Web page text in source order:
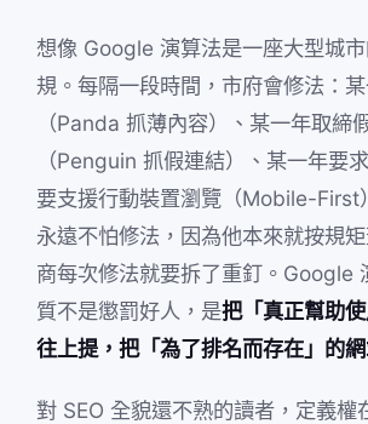
想像 Google 演算法是一座大型城
規。每隔一段時間，市府會修法：
（Panda 抓薄內容）、某一年取締
（Penguin 抓假連結）、某一年要
要支援行動裝置瀏覽（Mobile-First
永遠不怕修法，因為他本來就按規
商每次修法就要拆了重釘。Google
質不是懲罰好人，是把「真正幫助
往上提，把「為了排名而存在」的
對 SEO 全貌還不熟的讀者，定義權